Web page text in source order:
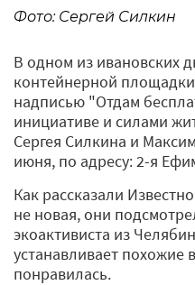
Фото: Сергей Силкин
В одном из ивановских
контейнерной
надписью "Отдам
инициативе и силами
Сергея Силкина и
июня, по адресу: 2-я
Как рассказали
не новая, они
экоактивиста из
устанавливает похожие
понравилась.